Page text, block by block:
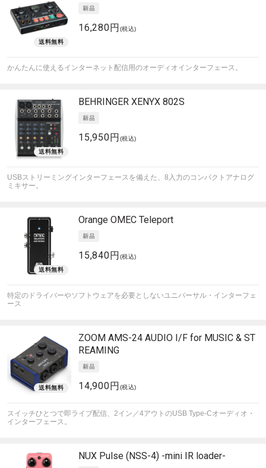
16,280円 (税込)
かんたんに使えるインターネット配信用のオーディオインターフェース。
BEHRINGER XENYX 802S
15,950円 (税込)
USBストリーミングインターフェースを備えた、8入力のコンパクトアナログ
ミキサー。
Orange OMEC Teleport
15,840円 (税込)
特定のドライバーやソフトウェアを必要としないユニバーサル・インターフェ
ース
ZOOM AMS-24 AUDIO I/F for MUSIC & ST
REAMING
14,900円 (税込)
スイッチひとつで即ライブ配信、2イン／4アウトのUSB Type-Cオーディオ・
インターフェース。
NUX Pulse (NSS-4) -mini IR loader-